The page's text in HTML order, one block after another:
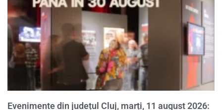
Evenimente din județul Cluj, marți, 11 august 2026: